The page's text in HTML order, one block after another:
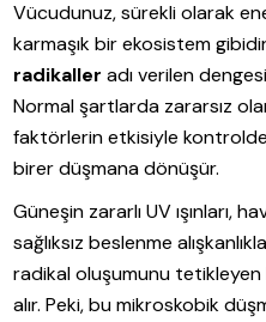
Vücudunuz, sürekli olarak
karmaşık bir ekosistem
radikaller adı verilen
Normal şartlarda zararsız
faktörlerin etkisiyle
birer düşmana dönüşür.
Güneşin zararlı UV ışınları,
sağlıksız beslenme
radikal oluşumunu tetikleyen
alır. Peki, bu mikroskobik